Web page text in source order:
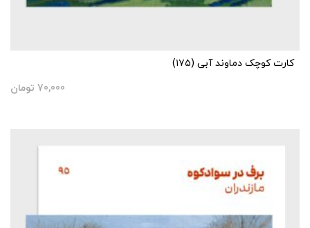
کارت کوچک دماوند آبی (۱۷۵)
70,000 تومان